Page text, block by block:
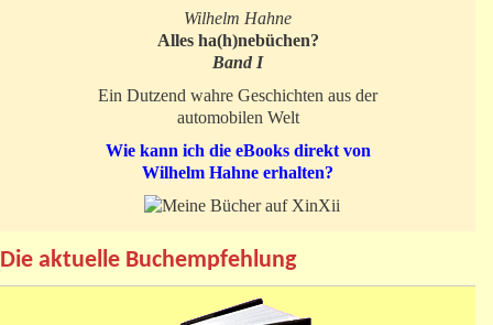
Wilhelm Hahne
Alles ha(h)nebüchen?
Band I
Ein Dutzend wahre Geschichten aus der
automobilen Welt
Wie kann ich die eBooks direkt von
Wilhelm Hahne erhalten?
Die aktuelle Buchempfehlung